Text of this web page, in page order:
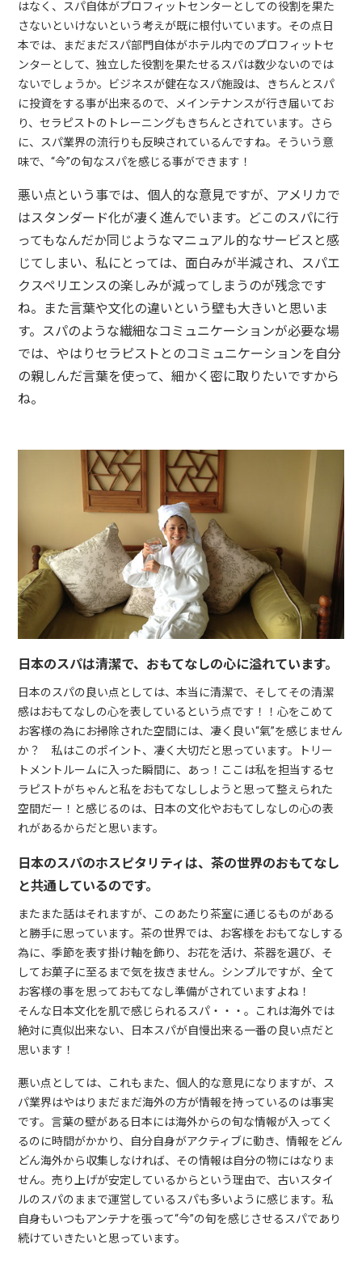
はなく、スパ自体がプロフィットセンターとしての役割を果た
さないといけないという考えが既に根付いています。その点日
本では、まだまだスパ部門自体がホテル内でのプロフィットセ
ンターとして、独立した役割を果たせるスパは数少ないのでは
ないでしょうか。ビジネスが健在なスパ施設は、きちんとスパ
に投資をする事が出来るので、メインテナンスが行き届いてお
り、セラピストのトレーニングもきちんとされています。さら
に、スパ業界の流行りも反映されているんですね。そういう意
味で、“今”の旬なスパを感じる事ができます！
悪い点という事では、個人的な意見ですが、アメリカで
はスタンダード化が凄く進んでいます。どこのスパに行
ってもなんだか同じようなマニュアル的なサービスと感
じてしまい、私にとっては、面白みが半減され、スパエ
クスペリエンスの楽しみが減ってしまうのが残念です
ね。また言葉や文化の違いという壁も大きいと思いま
す。スパのような繊細なコミュニケーションが必要な場
では、やはりセラピストとのコミュニケーションを自分
の親しんだ言葉を使って、細かく密に取りたいですから
ね。
日本のスパは清潔で、おもてなしの心に溢れています。
日本のスパの良い点としては、本当に清潔で、そしてその清潔
感はおもてなしの心を表しているという点です！！心をこめて
お客様の為にお掃除された空間には、凄く良い“氣”を感じません
か？ 私はこのポイント、凄く大切だと思っています。トリー
トメントルームに入った瞬間に、あっ！ここは私を担当するセ
ラピストがちゃんと私をおもてなししようと思って整えられた
空間だー！と感じるのは、日本の文化やおもてしなしの心の表
れがあるからだと思います。
日本のスパのホスピタリティは、茶の世界のおもてなし
と共通しているのです。
またまた話はそれますが、このあたり茶室に通じるものがある
と勝手に思っています。茶の世界では、お客様をおもてなしする
為に、季節を表す掛け軸を飾り、お花を活け、茶器を選び、そ
してお菓子に至るまで気を抜きません。シンプルですが、全て
お客様の事を思っておもてなし準備がされていますよね！
そんな日本文化を肌で感じられるスパ・・・。これは海外では
絶対に真似出来ない、日本スパが自慢出来る一番の良い点だと
思います！
悪い点としては、これもまた、個人的な意見になりますが、ス
パ業界はやはりまだまだ海外の方が情報を持っているのは事実
です。言葉の壁がある日本には海外からの旬な情報が入ってく
るのに時間がかかり、自分自身がアクティブに動き、情報をどん
どん海外から収集しなければ、その情報は自分の物にはなりま
せん。売り上げが安定しているからという理由で、古いスタイ
ルのスパのままで運営しているスパも多いように感じます。私
自身もいつもアンテナを張って“今”の旬を感じさせるスパであり
続けていきたいと思っています。